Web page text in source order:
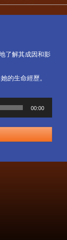
了解其成因和影
的生命經歷。
00:00